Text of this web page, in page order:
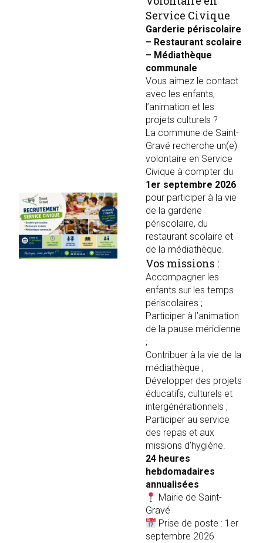
Service Civique
Garderie périscolaire
– Restaurant scolaire
– Médiathèque
communale
Vous aimez le contact
avec les enfants,
l’animation et les
projets culturels ?
La commune de Saint-
Gravé recherche un(e)
volontaire en Service
Civique à compter du
1er septembre 2026
pour participer à la vie
de la garderie
périscolaire, du
restaurant scolaire et
de la médiathèque.
Vos missions :
Accompagner les
enfants sur les temps
périscolaires ;
Participer à l’animation
de la pause méridienne
;
Contribuer à la vie de la
médiathèque ;
Développer des projets
éducatifs, culturels et
intergénérationnels ;
Participer au service
des repas et aux
missions d’hygiène.
24 heures
hebdomadaires
annualisées
Mairie de Saint-
Gravé
Prise de poste : 1er
septembre 2026